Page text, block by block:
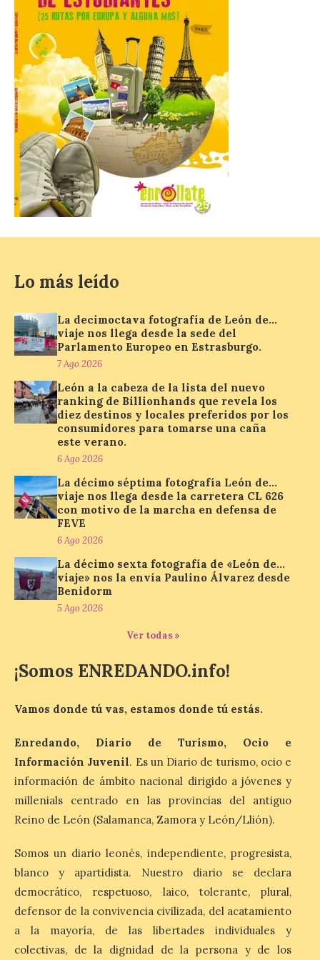
solicitar esta ayuda en la
web
https://bonoculturajoven.gob.es/ hasta el
31 de octubre. Desde este año, los 400
euros del Bono pueden utilizarse tanto
para consumir productos culturales como
[…]
El Gobierno de España
lanza un visor web para
localizar y disfrutar del
eclipse solar del 12 de
agosto con seguridad
7 Ago 2026
que permite conocer la
posición exacta del Sol y
para observar el eclipse
solar del 12 de agosto de 2026 sin
obstáculos. El visor es una herramienta a
la […]
Paradores renueva su
compromiso con La Vuelta
como patrocinador oficial
7 Ago 2026
La cadena hotelera pública
volverá a estar presente
junto al control de firmas
Leaders Lounge, dos espacios exclusivos
para los ciclistas. El recorrido de La
Vuelta discurrirá junto a 17 […]
total del 12 de agosto.
Dónde alojarse y a qué
7 Ago 2026
León es la provincia más
económica (116€/noche),
pero también una de las
más agotadas: solo un 4%
de alojamientos libres.
Zamora, Palencia y Álava son las
provincias con menos margen: apenas un
esas […]
El eclipse genera un boom
de reservas hoteleras y
precios desorbitados,
según SiteMinder
Lo más leído
La decimoctava fotografía de León de…
viaje nos llega desde la sede del
Parlamento Europeo en Estrasburgo.
7 Ago 2026
León a la cabeza de la lista del nuevo
ranking de Billionhands que revela los
diez destinos y locales preferidos por los
consumidores para tomarse una caña
este verano.
6 Ago 2026
La décimo séptima fotografía León de…
viaje nos llega desde la carretera CL 626
con motivo de la marcha en defensa de
FEVE
6 Ago 2026
La décimo sexta fotografía de «León de…
viaje» nos la envía Paulino Álvarez desde
Benidorm
5 Ago 2026
Ver todas »
¡Somos ENREDANDO.info!
Vamos donde tú vas, estamos donde tú estás.
Enredando, Diario de Turismo, Ocio e
Información Juvenil. Es un Diario de turismo, ocio e
información de ámbito nacional dirigido a jóvenes y
millenials centrado en las provincias del antiguo
Reino de León (Salamanca, Zamora y León/Llión).
Somos un diario leonés, independiente, progresista,
blanco y apartidista. Nuestro diario se declara
democrático, respetuoso, laico, tolerante, plural,
defensor de la convivencia civilizada, del acatamiento
a la mayoría, de las libertades individuales y
colectivas, de la dignidad de la persona y de los